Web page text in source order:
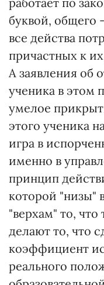
буквой, общего
все действа
причастных к
А заявления об
ученика в этом
умелое
этого ученика
игра в
именно в
принцип
которой "низы"
"верхам" то, что
делают то, что
коэффициент
реального